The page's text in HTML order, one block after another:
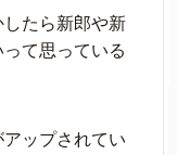
たら新郎や新
て思っている
ップされてい